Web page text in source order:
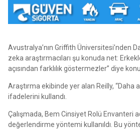
Avustralya’nın Griffith Üniversitesi’nden
zeka araştırmacıları şu konuda net:
açısından farklılık göstermezler” diye
Araştırma ekibinde yer alan Reilly, “Daha
ifadelerini kullandı.
Çalışmada, Bem Cinsiyet Rolü Envanteri
değerlendirme yöntemi kullanıldı. Bu